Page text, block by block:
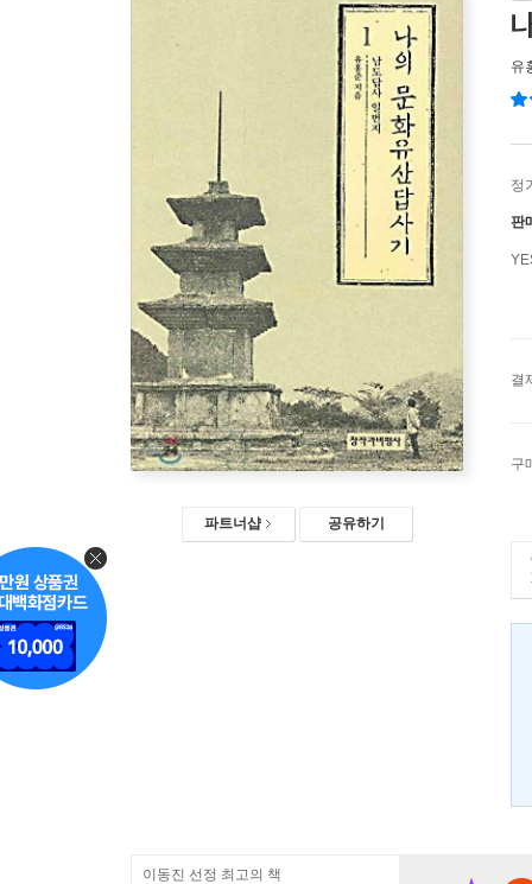
파트너샵 공유하기
유
정
판
결
구
이동진 선정 최고의 책